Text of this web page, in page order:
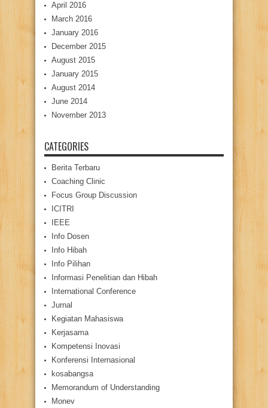
April 2016
March 2016
January 2016
December 2015
August 2015
January 2015
August 2014
June 2014
November 2013
CATEGORIES
Berita Terbaru
Coaching Clinic
Focus Group Discussion
ICITRI
IEEE
Info Dosen
Info Hibah
Info Pilihan
Informasi Penelitian dan Hibah
International Conference
Jurnal
Kegiatan Mahasiswa
Kerjasama
Kompetensi Inovasi
Konferensi Internasional
kosabangsa
Memorandum of Understanding
Monev